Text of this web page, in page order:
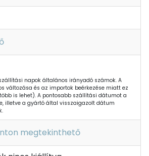
napok általános irányadó számok. A
változása és az importok beérkezése miatt ez
is lehet). A pontosabb szállítási dátumot a
illetve a gyártó által visszaigazolt dátum
megtekinthető